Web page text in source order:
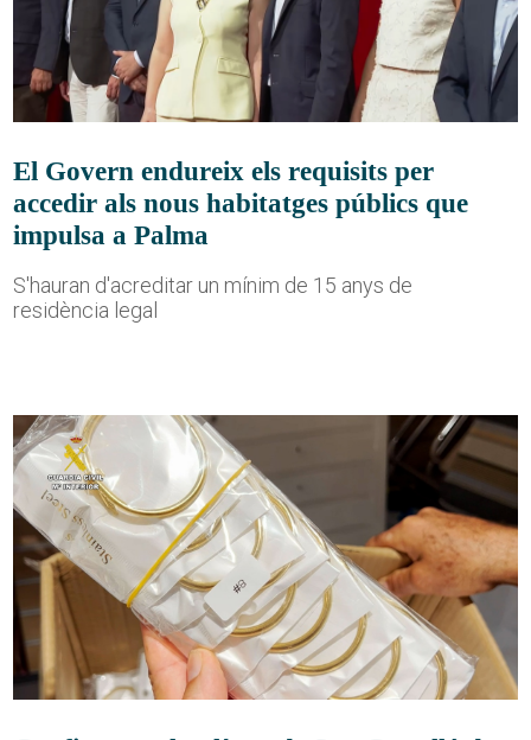
El Govern endureix els requisits per
accedir als nous habitatges públics que
impulsa a Palma
S'hauran d'acreditar un mínim de 15 anys de
residència legal